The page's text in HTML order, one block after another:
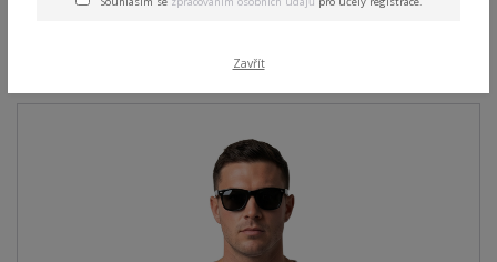
Regular Basic T-Shirt white
Zavřít